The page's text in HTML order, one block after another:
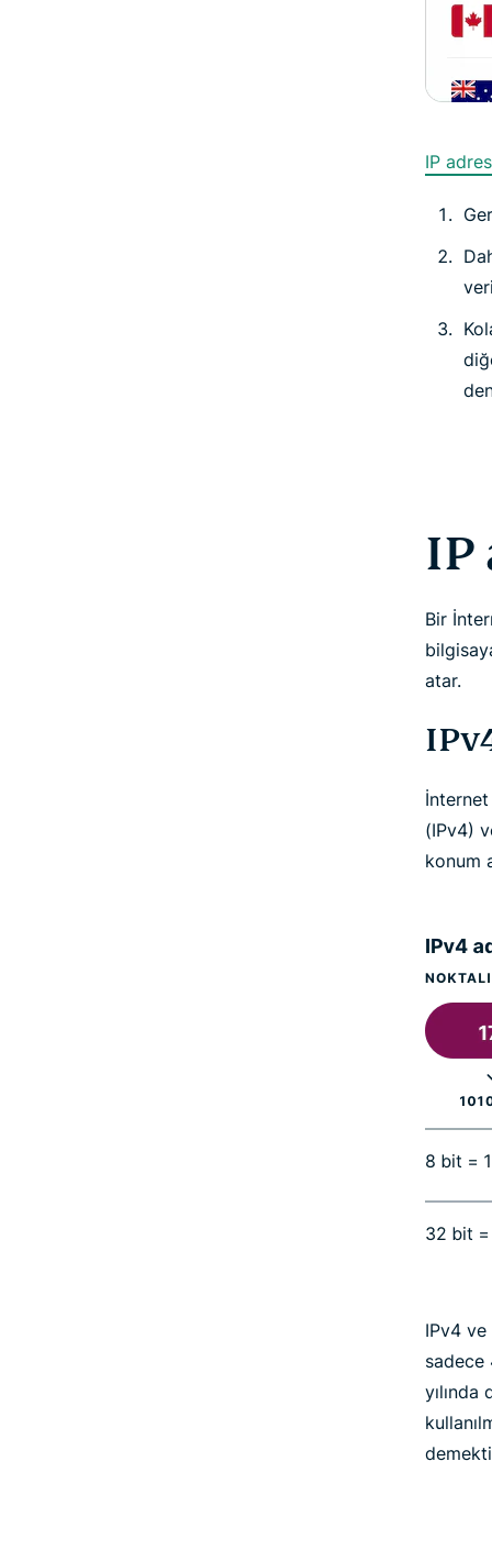
IP
IP
Bir
atar.
(IPv4)
konum
IPv4 ve
sadece